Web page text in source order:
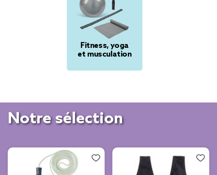
Fitness, yoga
et musculation
Notre sélection